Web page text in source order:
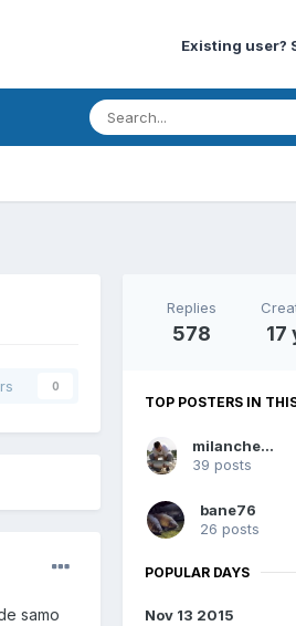
Existing user?
0
samo
Replies
578 17
TOP POSTERS IN
milancheshow
39 posts
bane76
26 posts
POPULAR DAYS
Nov 13 2015